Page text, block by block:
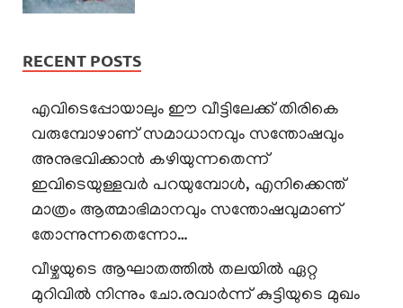
RECENT POSTS
എവിടെപ്പോയാലും ഈ വീട്ടിലേക്ക് തിരികെ
വരുമ്പോഴാണ് സമാധാനവും സന്തോഷവും
അനുഭവിക്കാൻ കഴിയുന്നതെന്ന്
ഇവിടെയുള്ളവർ പറയുമ്പോൾ, എനിക്കെന്ത്
മാത്രം ആത്മാഭിമാനവും സന്തോഷവുമാണ്
തോന്നുന്നതെന്നോ…
വീഴ്ചയുടെ ആഘാതത്തിൽ തലയിൽ ഏറ്റ
മുറിവിൽ നിന്നും ചോ.രവാർന്ന് കുട്ടിയുടെ മുഖം